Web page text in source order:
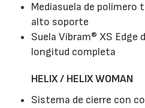
Mediasuela de polímero
alto soporte
Suela Vibram® XS Edge
longitud completa
HELIX / HELIX WOMAN
Sistema de cierre con